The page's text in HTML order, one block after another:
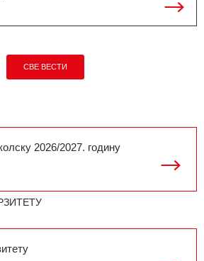
СВЕ ВЕСТИ
2026/2027. годину